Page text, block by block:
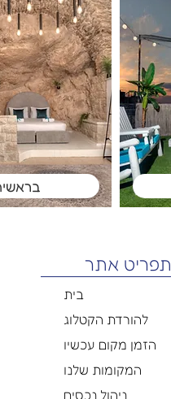
תפריט אתר
בית
להורדת הקטלוג
הזמן מקום עכשיו
המקומות שלנו
ניהול נכסים